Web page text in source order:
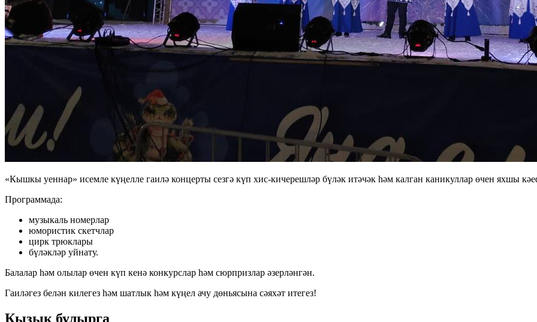
«Кышкы уеннар» исемле күңелле гаилә концерты сезгә күп хис-кичерешләр бүләк итәчәк һәм калган каникуллар өчен яхшы
Программада:
музыкаль номерлар
юмористик скетчлар
цирк трюклары
бүләкләр уйнату.
Балалар һәм олылар өчен күп кенә конкурслар һәм сюрпризлар әзерләнгән.
Гаиләгез белән килегез һәм шатлык һәм күңел ачу дөньясына сәяхәт итегез!
Кызык булырга